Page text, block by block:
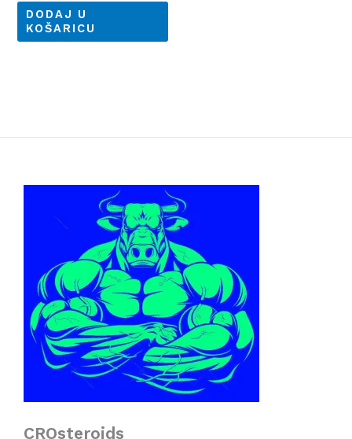
DODAJ U
KOŠARICU
CROsteroids